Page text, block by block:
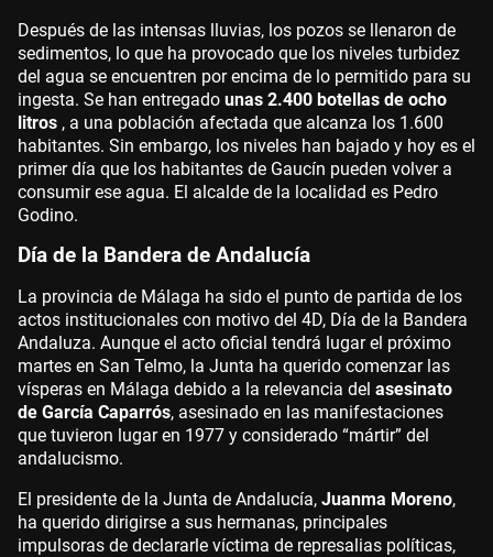
Después de las intensas lluvias, los pozos se llenaron de
sedimentos, lo que ha provocado que los niveles turbidez
del agua se encuentren por encima de lo permitido para su
ingesta. Se han entregado unas 2.400 botellas de ocho
litros , a una población afectada que alcanza los 1.600
habitantes. Sin embargo, los niveles han bajado y hoy es el
primer día que los habitantes de Gaucín pueden volver a
consumir ese agua. El alcalde de la localidad es Pedro
Godino.
Día de la Bandera de Andalucía
La provincia de Málaga ha sido el punto de partida de los
actos institucionales con motivo del 4D, Día de la Bandera
Andaluza. Aunque el acto oficial tendrá lugar el próximo
martes en San Telmo, la Junta ha querido comenzar las
vísperas en Málaga debido a la relevancia del asesinato
de García Caparrós, asesinado en las manifestaciones
que tuvieron lugar en 1977 y considerado “mártir” del
andalucismo.
El presidente de la Junta de Andalucía, Juanma Moreno,
ha querido dirigirse a sus hermanas, principales
impulsoras de declararle víctima de represalias políticas,